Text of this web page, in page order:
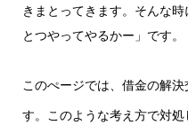
きまとってきます。そんな
とつやってやるかー」です。
このぺージでは、借金の解
す。このような考え方で対処